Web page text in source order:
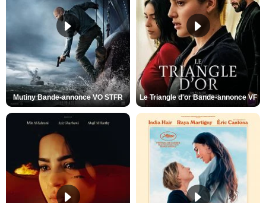
Mutiny Bande-annonce VO STFR Le Triangle d'or Bande-annonce VF